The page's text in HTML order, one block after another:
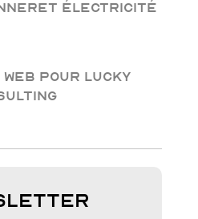
Électricité
web pour Lucky